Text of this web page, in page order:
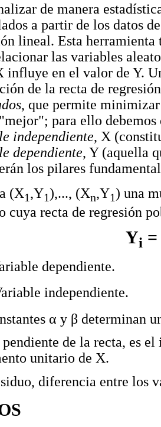
de manera
a partir de los datos
lineal. Esta
las variables
influye en el valor de Y.
de la recta de
, que permite minimizar
para ello
independiente, X
dependiente, Y (aquella
los pilares
(X1,Y1),..., (Xn,Y1) una
cuya recta de regresión
Yi
dependiente.
independiente.
α y β determinan
de la recta, es
unitario de X.
diferencia entre los